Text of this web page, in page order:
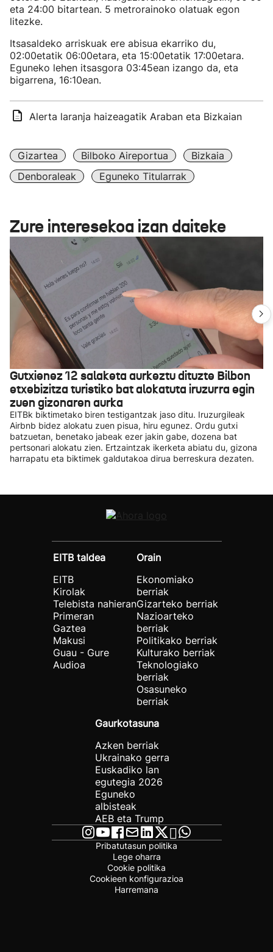
eta 24:00 bitartean. 5 metrorainoko olatuak egon
litezke.
Itsasaldeko arriskuak ere abisua ekarriko du,
02:00etatik 06:00etara, eta 15:00etatik 17:00etara.
Eguneko lehen itsasgora 03:45ean izango da, eta
bigarrena, 16:10ean.
Alerta laranja haizeagatik Araban eta Bizkaian
Gizartea Bilboko Aireportua
Bizkaia
Denboraleak
Eguneko Titularrak
Zure interesekoa izan daiteke
Gutxienez 12 salaketa aurkeztu dituzte Bilbon
etxebizitza turistiko bat alokatuta iruzurra egin
zuen gizonaren aurka
EITBk biktimetako biren testigantzak jaso ditu. Iruzurgileak
Airbnb bidez alokatu zuen pisua, hiru egunez. Ordu gutxi
batzuetan, benetako jabeak ezer jakin gabe, dozena bat
pertsonari alokatu zien. Ertzaintzak ikerketa abiatu du, gizona
harrapatu eta biktimek galdutakoa dirua berreskura dezaten.
EITB taldea
EITB
Kirolak
Telebista nahieran
Primeran
Gaztea
Makusi
Guau - Gure
Audioa
Orain
Ekonomiako
berriak
Gizarteko berriak
Nazioarteko
berriak
Politikako berriak
Kulturako berriak
Teknologiako
berriak
Osasuneko
berriak
Gaurkotasuna
Azken berriak
Ukrainako gerra
Euskadiko lan
egutegia 2026
Eguneko
albisteak
AEB eta Trump
Pribatutasun politika
Lege oharra
Cookie politika
Cookieen konfigurazioa
Harremana